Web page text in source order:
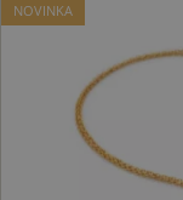
NOVINKA